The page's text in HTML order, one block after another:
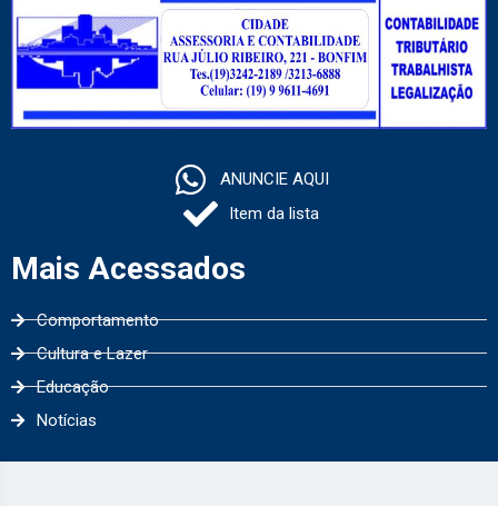
ANUNCIE AQUI
Item da lista
Mais Acessados
Comportamento
Cultura e Lazer
Educação
Notícias